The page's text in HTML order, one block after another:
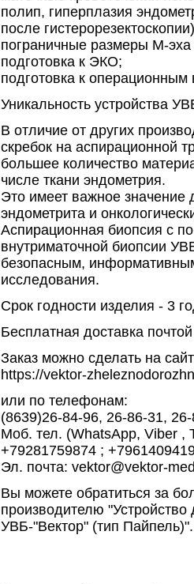
полип, гиперплазия
после
пограничные размеры М-
подготовка к ЭКО;
подготовка к
Уникальность устройства
В отличие от других
скребок на аспирационной
большее количество
числе ткани эндометрия.
Это имеет важное значение
эндометрита и
Аспирационная биопсия с
внутриматочной биопсии
безопасным,
исследования.
Срок годности изделия - 3
Бесплатная доставка
Заказ можно сделать на
https://vektor-
или по телефонам:
(8639)26-84-96, 26-86-31,
Моб. тел. (WhatsApp, Viber ,
+79281759874 ;
Эл. почта: vektor@vektor-
Вы можете обратиться за
производителю
УВБ-"Вектор" (тип Пайпель)".